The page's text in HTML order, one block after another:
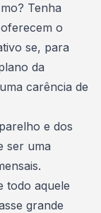
Tenha
o
se, para
da
carência de
e dos
ser uma
todo aquele
grande